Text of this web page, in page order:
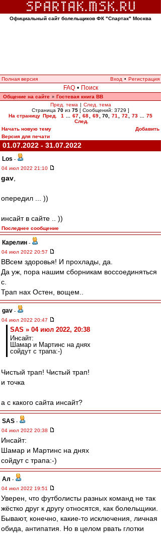
Официальный сайт болельщиков ФК "Спартак" Москва
Полная версия Вход • Регистрация
FAQ • Поиск
Общение на сайте » Гостевая книга ВВ
Пред. тема | След. тема
Страница 70 из 75 [ Сообщений: 3729 ]
На страницу Пред. 1 67 68 69 70 71 72 73
75
След.
Начать новую тему
Добавить
Версия для печати
01.07.2022 - 31.07.2022
Los -
04 июл 2022 21:10
gav
опередил ... ))
инсайт в сайте .. ))
Последнее сообщение
Карелин -
04 июл 2022 20:57
ВВсем здоровья! И прохлады, да.
Да уж, пора нашим сборникам воссоединяться
с.
Трап нах Остен, вощем..
gav -
04 июл 2022 20:47
SAS » 04 июл 2022, 20:38
Инсайт:
Шамар и Мартинс на днях
сойдут с трапа:-)
Чистый трап! Чистый трап!
и точка
а с какого сайта инсайт?
SAS -
04 июл 2022 20:38
Инсайт:
Шамар и Мартинс на днях
сойдут с трапа:-)
Ал -
04 июл 2022 19:51
Уверен, что футболисты разных команд не так
жёстко друг к другу относятся, как болельщики.
Бывают, конечно, какие-то исключения, личная
обида, антипатия. Но в целом рвать глотки